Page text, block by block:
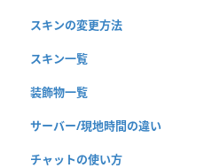
スキンの変更方法
スキン一覧
装飾物一覧
サーバー/現地時間の違い
チャットの使い方